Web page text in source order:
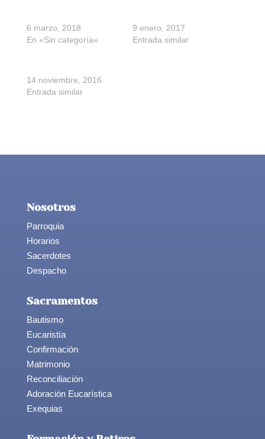
6 marzo, 2018
En «Sin categoría»
9 enero, 2017
Entrada similar
14 noviembre, 2016
Entrada similar
Nosotros
Parroquia
Horarios
Sacerdotes
Despacho
Sacramentos
Bautismo
Eucaristía
Confirmación
Matrimonio
Reconciliación
Adoración Eucarística
Exequias